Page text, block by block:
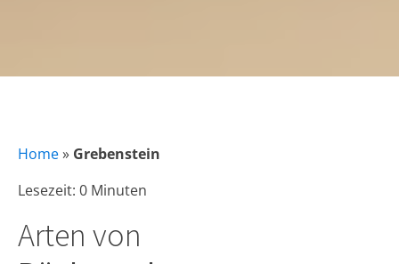
Home» Grebenstein
Lesezeit: 0 Minuten
Arten von